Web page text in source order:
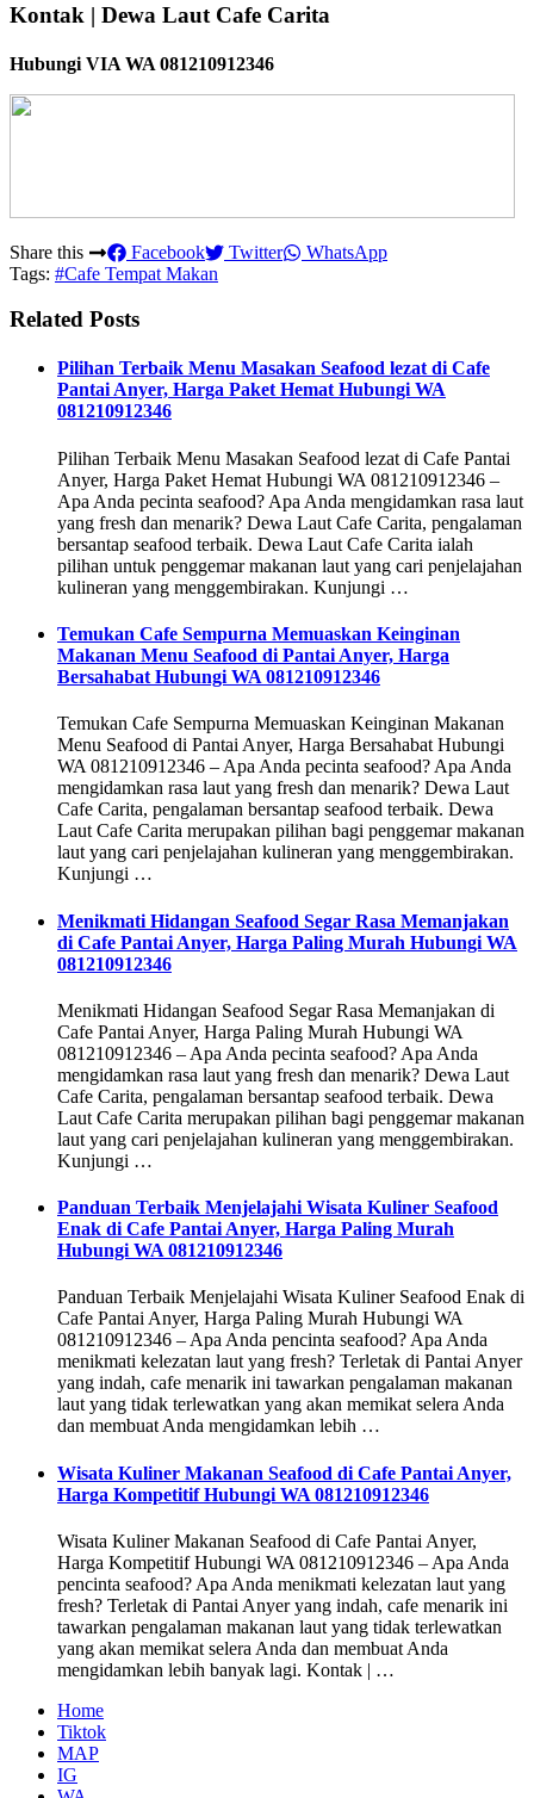
Kontak | Dewa Laut Cafe Carita
Hubungi VIA WA 081210912346
Share this Facebook Twitter
WhatsApp
Tags: #Cafe Tempat Makan
Related Posts
Pilihan Terbaik Menu Masakan Seafood lezat di Cafe
Pantai Anyer, Harga Paket Hemat Hubungi WA
081210912346
Pilihan Terbaik Menu Masakan Seafood lezat di Cafe Pantai
Anyer, Harga Paket Hemat Hubungi WA 081210912346 –
Apa Anda pecinta seafood? Apa Anda mengidamkan rasa laut
yang fresh dan menarik? Dewa Laut Cafe Carita, pengalaman
bersantap seafood terbaik. Dewa Laut Cafe Carita ialah
pilihan untuk penggemar makanan laut yang cari penjelajahan
kulineran yang menggembirakan. Kunjungi …
Temukan Cafe Sempurna Memuaskan Keinginan
Makanan Menu Seafood di Pantai Anyer, Harga
Bersahabat Hubungi WA 081210912346
Temukan Cafe Sempurna Memuaskan Keinginan Makanan
Menu Seafood di Pantai Anyer, Harga Bersahabat Hubungi
WA 081210912346 – Apa Anda pecinta seafood? Apa Anda
mengidamkan rasa laut yang fresh dan menarik? Dewa Laut
Cafe Carita, pengalaman bersantap seafood terbaik. Dewa
Laut Cafe Carita merupakan pilihan bagi penggemar makanan
laut yang cari penjelajahan kulineran yang menggembirakan.
Kunjungi …
Menikmati Hidangan Seafood Segar Rasa Memanjakan
di Cafe Pantai Anyer, Harga Paling Murah Hubungi WA
081210912346
Menikmati Hidangan Seafood Segar Rasa Memanjakan di
Cafe Pantai Anyer, Harga Paling Murah Hubungi WA
081210912346 – Apa Anda pecinta seafood? Apa Anda
mengidamkan rasa laut yang fresh dan menarik? Dewa Laut
Cafe Carita, pengalaman bersantap seafood terbaik. Dewa
Laut Cafe Carita merupakan pilihan bagi penggemar makanan
laut yang cari penjelajahan kulineran yang menggembirakan.
Kunjungi …
Panduan Terbaik Menjelajahi Wisata Kuliner Seafood
Enak di Cafe Pantai Anyer, Harga Paling Murah
Hubungi WA 081210912346
Panduan Terbaik Menjelajahi Wisata Kuliner Seafood Enak di
Cafe Pantai Anyer, Harga Paling Murah Hubungi WA
081210912346 – Apa Anda pencinta seafood? Apa Anda
menikmati kelezatan laut yang fresh? Terletak di Pantai Anyer
yang indah, cafe menarik ini tawarkan pengalaman makanan
laut yang tidak terlewatkan yang akan memikat selera Anda
dan membuat Anda mengidamkan lebih …
Wisata Kuliner Makanan Seafood di Cafe Pantai Anyer,
Harga Kompetitif Hubungi WA 081210912346
Wisata Kuliner Makanan Seafood di Cafe Pantai Anyer,
Harga Kompetitif Hubungi WA 081210912346 – Apa Anda
pencinta seafood? Apa Anda menikmati kelezatan laut yang
fresh? Terletak di Pantai Anyer yang indah, cafe menarik ini
tawarkan pengalaman makanan laut yang tidak terlewatkan
yang akan memikat selera Anda dan membuat Anda
mengidamkan lebih banyak lagi. Kontak | …
Home
Tiktok
MAP
IG